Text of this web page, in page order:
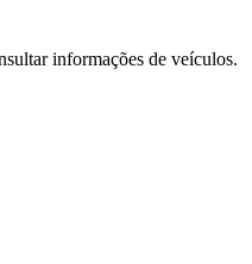
informações de veículos.